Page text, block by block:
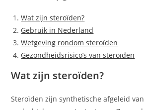
Wat zijn steroïden?
Gebruik in Nederland
Wetgeving rondom steroïden
Gezondheidsrisico’s van steroïden
Wat zijn steroïden?
Steroïden zijn synthetische afgeleid